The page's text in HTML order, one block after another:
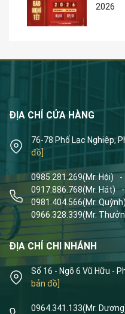
2026
ĐỊA CHỈ CỬA HÀNG
76-78 Phố Lạc Nghiệp,
đồ]
0985.281.269(Mr. Hội) -
0917.886.768(Mr. Hát) -
0981.404.566(Mr. Quỳnh)
0966.328.339(Mr.
ĐỊA CHỈ CHI NHÁNH
Số 16 - Ngõ 6 Vũ Hữu -
bản đồ]
0964.341.133(Mr.